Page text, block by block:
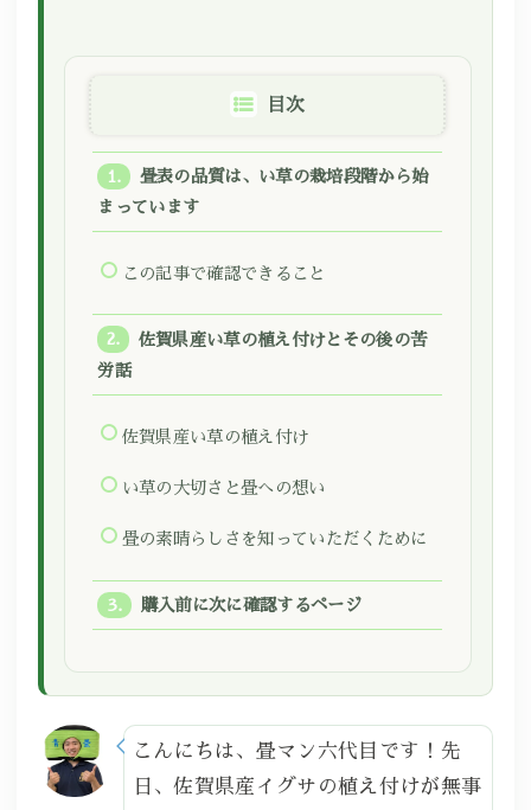
目次
畳表の品質は、い草の栽培段階から始
まっています
この記事で確認できること
佐賀県産い草の植え付けとその後の苦
労話
佐賀県産い草の植え付け
い草の大切さと畳への想い
畳の素晴らしさを知っていただくために
購入前に次に確認するページ
こんにちは、畳マン六代目です！先
日、佐賀県産イグサの植え付けが無事